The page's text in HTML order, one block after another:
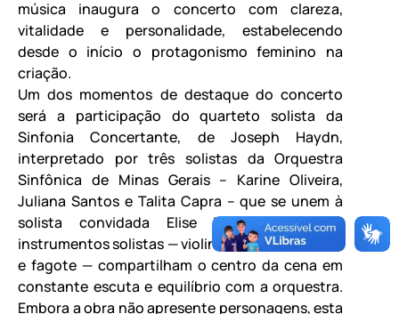
música inaugura o concerto com clareza,
vitalidade e personalidade, estabelecendo
desde o início o protagonismo feminino na
criação.
Um dos momentos de destaque do concerto
será a participação do quarteto solista da
Sinfonia Concertante, de Joseph Haydn,
interpretado por três solistas da Orquestra
Sinfônica de Minas Gerais – Karine Oliveira,
Juliana Santos e Talita Capra – que se unem à
solista convidada Elise Pittenger. Quatro
instrumentos solistas — violino, violoncelo, oboé
e fagote — compartilham o centro da cena em
constante escuta e equilíbrio com a orquestra.
Embora a obra não apresente personagens, esta